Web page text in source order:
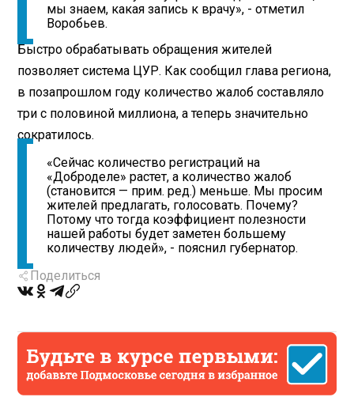
мы знаем, какая запись к врачу», - отметил
Воробьев.
Быстро обрабатывать обращения жителей
позволяет система ЦУР. Как сообщил глава региона,
в позапрошлом году количество жалоб составляло
три с половиной миллиона, а теперь значительно
сократилось.
«Сейчас количество регистраций на
«Доброделе» растет, а количество жалоб
(становится — прим. ред.) меньше. Мы просим
жителей предлагать, голосовать. Почему?
Потому что тогда коэффициент полезности
нашей работы будет заметен большему
количеству людей», - пояснил губернатор.
Поделиться